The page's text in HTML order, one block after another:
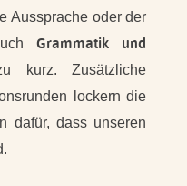
Aussprache oder der
Grammatik und
kurz. Zusätzliche
lockern die
dafür, dass unseren